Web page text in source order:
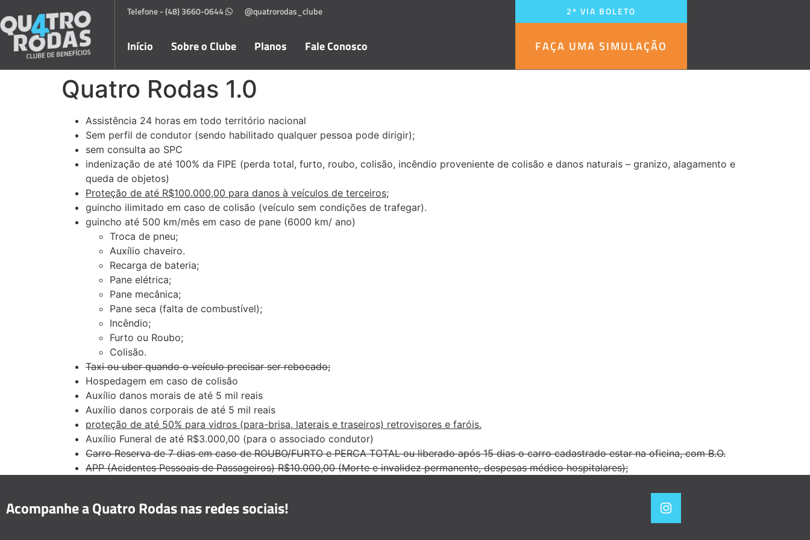
Telefone - (48) 3660-0644 @quatrorodas_clube 2ª VIA BOLETO
Início Sobre o Clube Planos Fale Conosco FAÇA UMA SIMULAÇÃO
Quatro Rodas 1.0
Assistência 24 horas em todo território nacional
Sem perfil de condutor (sendo habilitado qualquer pessoa pode dirigir);
sem consulta ao SPC
indenização de até 100% da FIPE (perda total, furto, roubo, colisão, incêndio proveniente de colisão e danos naturais – granizo, alagamento e
queda de objetos)
Proteção de até R$100.000,00 para danos à veículos de terceiros;
guincho ilimitado em caso de colisão (veículo sem condições de trafegar).
guincho até 500 km/mês em caso de pane (6000 km/ ano)
Troca de pneu;
Auxílio chaveiro.
Recarga de bateria;
Pane elétrica;
Pane mecânica;
Pane seca (falta de combustível);
Incêndio;
Furto ou Roubo;
Colisão.
Taxi ou uber quando o veículo precisar ser rebocado;
Hospedagem em caso de colisão
Auxílio danos morais de até 5 mil reais
Auxílio danos corporais de até 5 mil reais
proteção de até 50% para vidros (para-brisa, laterais e traseiros) retrovisores e faróis.
Auxílio Funeral de até R$3.000,00 (para o associado condutor)
Carro Reserva de 7 dias em caso de ROUBO/FURTO e PERCA TOTAL ou liberado após 15 dias o carro cadastrado estar na oficina, com B.O.
APP (Acidentes Pessoais de Passageiros) R$10.000,00 (Morte e invalidez permanente, despesas médico hospitalares);
Acompanhe a Quatro Rodas nas redes sociais!